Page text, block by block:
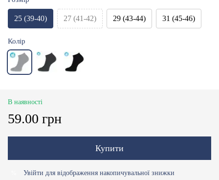
25 (39-40) 27 (41-42) 29 (43-44) 31 (45-46)
Колір
В наявності
59.00 грн
Купити
Увійти для відображення накопичувальної знижки